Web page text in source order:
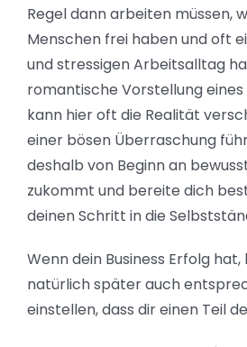
Regel dann arbeiten müssen,
Menschen frei haben und oft
und stressigen Arbeitsalltag
romantische Vorstellung eines
kann hier oft die Realität
einer bösen Überraschung
deshalb von Beginn an
zukommt und bereite dich
deinen Schritt in die
Wenn dein Business Erfolg
natürlich später auch
einstellen, dass dir einen Teil